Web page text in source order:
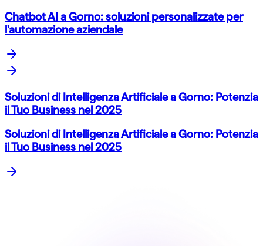
Chatbot AI a Gorno: soluzioni personalizzate per
l'automazione aziendale
Soluzioni di Intelligenza Artificiale a Gorno: Potenzia
il Tuo Business nel 2025
Soluzioni di Intelligenza Artificiale a Gorno: Potenzia
il Tuo Business nel 2025